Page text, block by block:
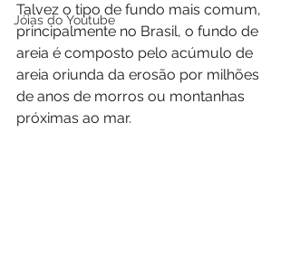
Jóias do Youtube
Talvez o tipo de fundo mais comum,
principalmente no Brasil, o fundo de
areia é composto pelo acúmulo de
areia oriunda da erosão por milhões
de anos de morros ou montanhas
próximas ao mar.